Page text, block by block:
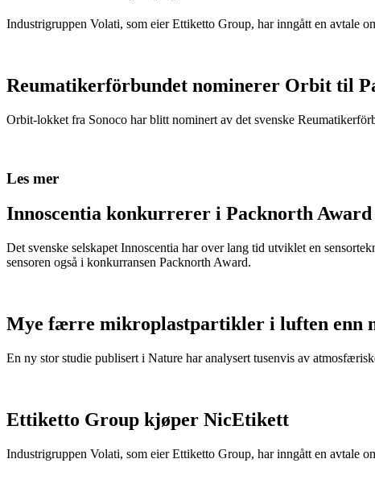
Industrigruppen Volati, som eier Ettiketto Group, har inngått en avtale
Reumatikerförbundet nominerer Orbit til
Orbit-lokket fra Sonoco har blitt nominert av det svenske
Les mer
Innoscentia konkurrerer i Packnorth Award
Det svenske selskapet Innoscentia har over lang tid utviklet en
sensoren også i konkurransen Packnorth Award.
Mye færre mikroplastpartikler i luften enn
En ny stor studie publisert i Nature har analysert tusenvis av
Ettiketto Group kjøper NicEtikett
Industrigruppen Volati, som eier Ettiketto Group, har inngått en avtale